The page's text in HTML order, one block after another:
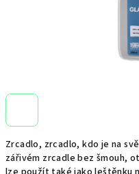
Zrcadlo, zrcadlo, kdo je na
zářivém zrcadle bez šmouh,